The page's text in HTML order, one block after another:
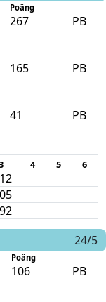
Poäng
267 PB
165 PB
41 PB
4 5 6
24/5
Poäng
106 PB